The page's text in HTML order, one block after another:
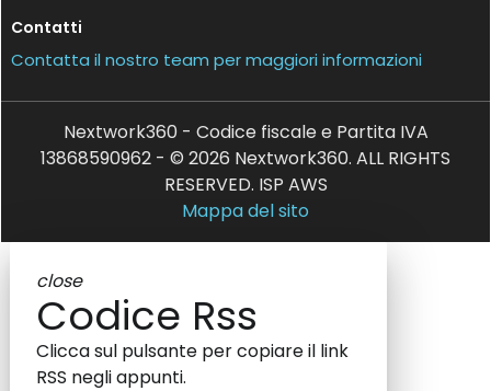
Contatti
Contatta il nostro team per maggiori informazioni
Nextwork360 - Codice fiscale e Partita IVA
13868590962 - © 2026 Nextwork360. ALL RIGHTS
RESERVED. ISP AWS
Mappa del sito
close
Codice Rss
Clicca sul pulsante per copiare il link
RSS negli appunti.